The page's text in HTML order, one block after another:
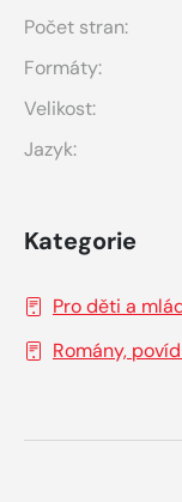
Počet stran:
Formáty:
Velikost:
Jazyk:
Kategorie
Pro děti a
Romány,